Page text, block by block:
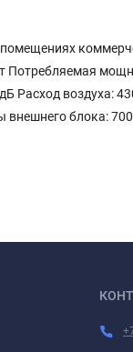
Потребляемая
Расход воздуха:
внешнего блока: